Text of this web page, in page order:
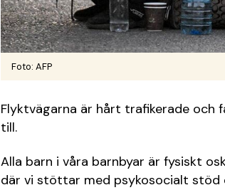
Foto: AFP
Flyktvägarna är hårt trafikerade
till.
Alla barn i våra barnbyar är fysiskt
där vi stöttar med psykosocialt stöd